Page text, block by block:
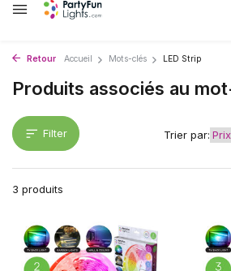
Retour Accueil Mots-clés LED Strip
Produits associés au
Filter
3 produits
Trier par: